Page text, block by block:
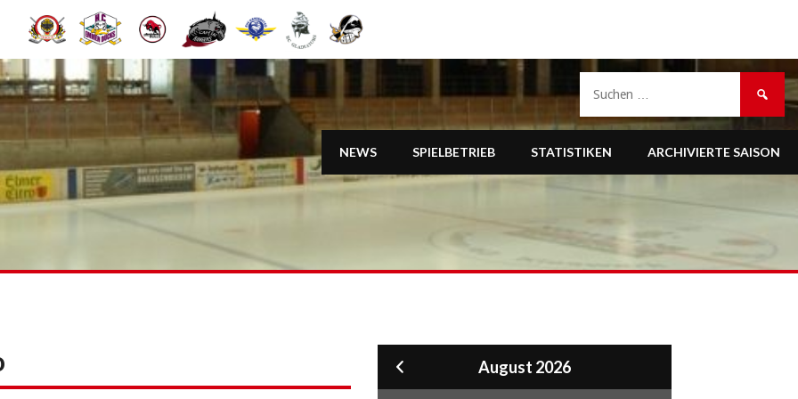
NEWS SPIELBETRIEB STATISTIKEN ARCHIVIERTE SAISON
nach:
August 2026